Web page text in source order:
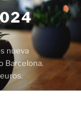
nueva
Barcelona.